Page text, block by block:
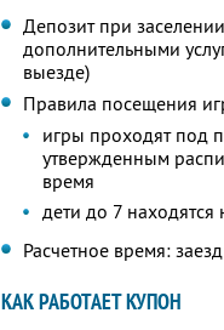
Депозит при
дополнительными
выезде)
Правила посещения
игры проходят под
утвержденным
время
дети до 7
Расчетное время:
КАК РАБОТАЕТ КУПОН